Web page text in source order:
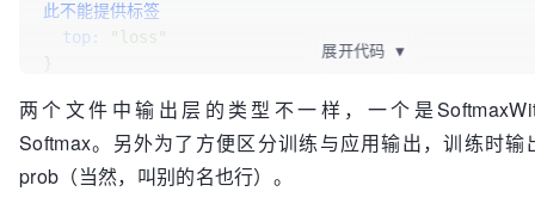
此不能提供标签
  top:
"loss"
}
layer {
  name:
"prob"
  type:
"Softmax"
展开代码 ▼
两个文件中输出层的类型不一样，一个是
Softmax。另外为了方便区分训练与应用输出，训练时
prob（当然，叫别的名也行）。